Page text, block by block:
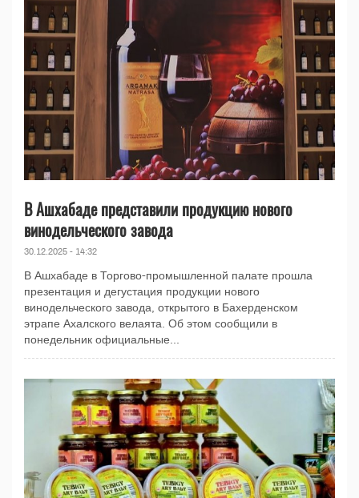
В Ашхабаде представили продукцию нового
винодельческого завода
30.12.2025 - 14:32
В Ашхабаде в Торгово-промышленной палате прошла
презентация и дегустация продукции нового
винодельческого завода, открытого в Бахерденском
этрапе Ахалского велаята. Об этом сообщили в
понедельник официальные...